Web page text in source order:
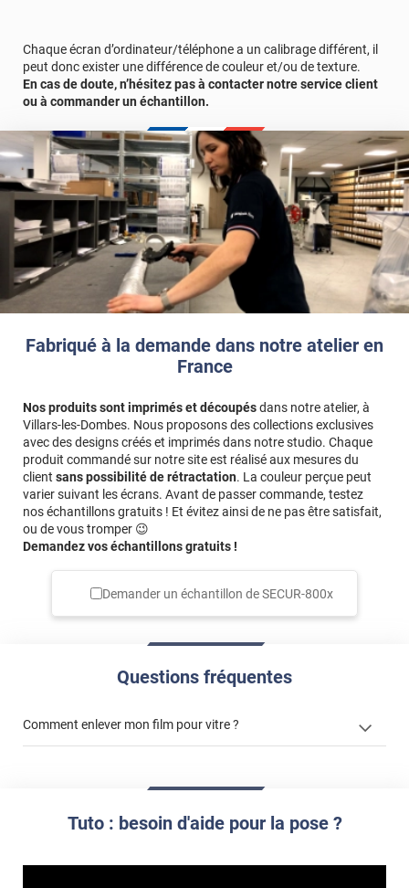
Fabriqué à la demande dans notre atelier en
France
Nos produits sont imprimés et découpésdans notre atelier, à
Villars-les-Dombes. Nous proposons des collections exclusives
avec des designs créés et imprimés dans notre studio. Chaque
produit commandé sur notre site est réalisé aux mesures du
client sans possibilité de rétractation. La couleur perçue peut
varier suivant les écrans. Avant de passer commande, testez
nos échantillons gratuits ! Et évitez ainsi de ne pas être satisfait,
ou de vous tromper 😉
Demandez vos échantillons gratuits !
Demander un échantillon deSECUR-800x
Questions fréquentes
Comment enlever mon film pour vitre ?
enlever un film adhésif pour vitre
enlever et stocker
Chaque écran d’ordinateur/téléphone a un calibrage différent, il
peut donc exister une différence de couleur et/ou de texture.
En cas de doute, n’hésitez pas à contacter notre service client
ou à commander un échantillon.
Tuto : besoin d'aide pour la pose ?